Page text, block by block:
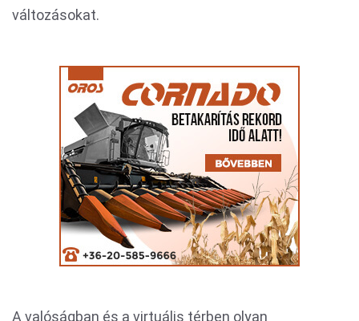
változásokat.
A valóságban és a virtuális térben olyan